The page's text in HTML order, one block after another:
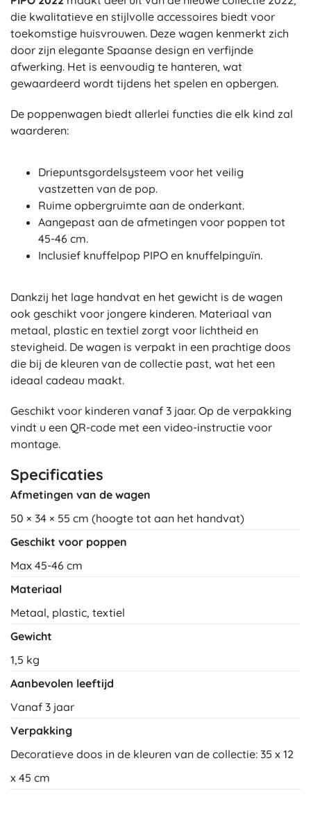
die kwalitatieve en stijlvolle accessoires biedt voor
toekomstige huisvrouwen. Deze wagen kenmerkt zich
door zijn elegante Spaanse design en verfijnde
afwerking. Het is eenvoudig te hanteren, wat
gewaardeerd wordt tijdens het spelen en opbergen.
De poppenwagen biedt allerlei functies die elk kind zal
waarderen:
Driepuntsgordelsysteem voor het veilig
vastzetten van de pop.
Ruime opbergruimte aan de onderkant.
Aangepast aan de afmetingen voor poppen tot
45-46 cm.
Inclusief knuffelpop PIPO en knuffelpinguïn.
Dankzij het lage handvat en het gewicht is de wagen
ook geschikt voor jongere kinderen. Materiaal van
metaal, plastic en textiel zorgt voor lichtheid en
stevigheid. De wagen is verpakt in een prachtige doos
die bij de kleuren van de collectie past, wat het een
ideaal cadeau maakt.
Geschikt voor kinderen vanaf 3 jaar. Op de verpakking
vindt u een QR-code met een video-instructie voor
montage.
Specificaties
Afmetingen van de wagen
50 × 34 × 55 cm (hoogte tot aan het handvat)
Geschikt voor poppen
Max 45-46 cm
Materiaal
Metaal, plastic, textiel
Gewicht
1,5 kg
Aanbevolen leeftijd
Vanaf 3 jaar
Verpakking
Decoratieve doos in de kleuren van de collectie: 35 x 12
x 45 cm